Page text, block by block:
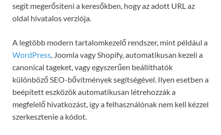
segít megerősíteni a keresőkben, hogy az adott URL az
oldal hivatalos verziója.
A legtöbb modern tartalomkezelő rendszer, mint például a
WordPress , Joomla vagy Shopify, automatikusan kezeli a
canonical tageket, vagy egyszerűen beállíthatók
különböző SEO-bővítmények segítségével. Ilyen esetben a
beépített eszközök automatikusan létrehozzák a
megfelelő hivatkozást, így a felhasználónak nem kell kézzel
szerkesztenie a kódot.